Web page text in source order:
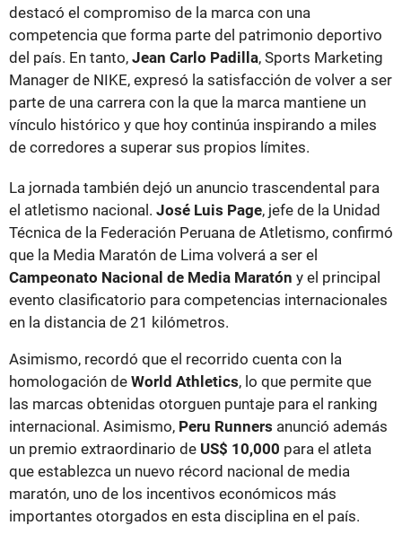
destacó el compromiso de la marca con una
competencia que forma parte del patrimonio deportivo
del país. En tanto, Jean Carlo Padilla, Sports Marketing
Manager de NIKE, expresó la satisfacción de volver a ser
parte de una carrera con la que la marca mantiene un
vínculo histórico y que hoy continúa inspirando a miles
de corredores a superar sus propios límites.
La jornada también dejó un anuncio trascendental para
el atletismo nacional. José Luis Page, jefe de la Unidad
Técnica de la Federación Peruana de Atletismo, confirmó
que la Media Maratón de Lima volverá a ser el
Campeonato Nacional de Media Maratón y el principal
evento clasificatorio para competencias internacionales
en la distancia de 21 kilómetros.
Asimismo, recordó que el recorrido cuenta con la
homologación de World Athletics, lo que permite que
las marcas obtenidas otorguen puntaje para el ranking
internacional. Asimismo, Peru Runners anunció además
un premio extraordinario de US$ 10,000 para el atleta
que establezca un nuevo récord nacional de media
maratón, uno de los incentivos económicos más
importantes otorgados en esta disciplina en el país.